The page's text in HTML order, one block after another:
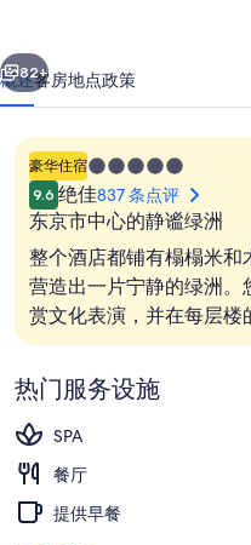
照
片
库
个 下一个
82+
概述客房地点政策
豪华住宿5.0
星
住
宿
9.6 绝佳837 条点评
东京市中心的静谧绿洲
整个酒店都铺有榻榻米和
营造出一片宁静的绿洲
赏文化表演，并在每层楼
热门服务设施
SPA
餐厅
提供早餐